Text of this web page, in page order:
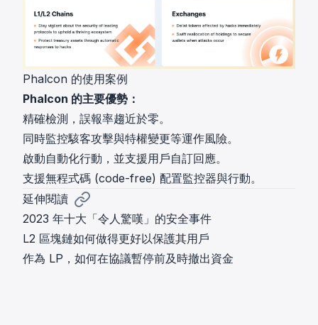
Phalcon 的使用案例
Phalcon 的主要優勢：
精確檢測，誤報率趨近於零。
同時監控駭客攻擊與特權變更等運作風險。
啟動自動化行動，並支援用戶自訂回應。
支援無程式碼 (code-free) 配置監控器與行動。
延伸閱讀
2023 年十大「令人驚嘆」的安全事件
L2 區塊鏈如何做得更好以保護其用戶
作為 LP，如何在協議暫停前及時撤出資金